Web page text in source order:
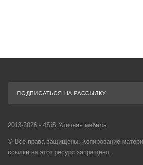
ПОДПИСАТЬСЯ НА РАССЫЛКУ
2013-2026 - 4SiS Уличная мебель
© Все права защищены. Копирование
ссылки на этот ресурс запрещено.